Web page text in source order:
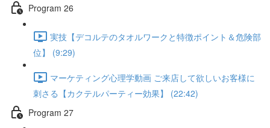
Program 26
実技【デコルテのタオルワークと特徴ポイント＆危険部
位】 (9:29)
マーケティング心理学動画 ご来店して欲しいお客様に
刺さる【カクテルパーティー効果】 (22:42)
Program 27